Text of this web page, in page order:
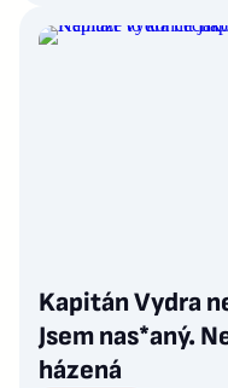
Kapitán Vydra
Jsem nas*aný.
házená